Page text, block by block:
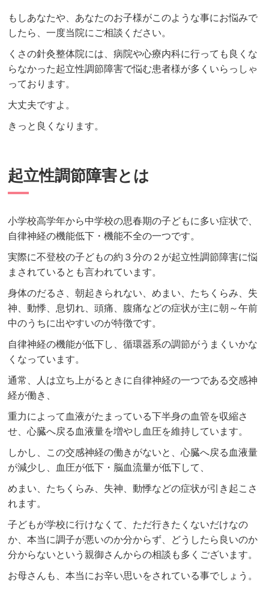
もしあなたや、あなたのお子様がこのような事にお悩みで
したら、一度当院にご相談ください。
くさの針灸整体院には、病院や心療内科に行っても良くな
らなかった起立性調節障害で悩む患者様が多くいらっしゃ
っております。
大丈夫ですよ。
きっと良くなります。
起立性調節障害とは
小学校高学年から中学校の思春期の子どもに多い症状で、
自律神経の機能低下・機能不全の一つです。
実際に不登校の子どもの約３分の２が起立性調節障害に悩
まされているとも言われています。
身体のだるさ、朝起きられない、めまい、たちくらみ、失
神、動悸、息切れ、頭痛、腹痛などの症状が主に朝～午前
中のうちに出やすいのが特徴です。
自律神経の機能が低下し、循環器系の調節がうまくいかな
くなっています。
通常、人は立ち上がるときに自律神経の一つである交感神
経が働き、
重力によって血液がたまっている下半身の血管を収縮さ
せ、心臓へ戻る血液量を増やし血圧を維持しています。
しかし、この交感神経の働きがないと、心臓へ戻る血液量
が減少し、血圧が低下・脳血流量が低下して、
めまい、たちくらみ、失神、動悸などの症状が引き起こさ
れます。
子どもが学校に行けなくて、ただ行きたくないだけなの
か、本当に調子が悪いのか分からず、どうしたら良いのか
分からないという親御さんからの相談も多くございます。
お母さんも、本当にお辛い思いをされている事でしょう。